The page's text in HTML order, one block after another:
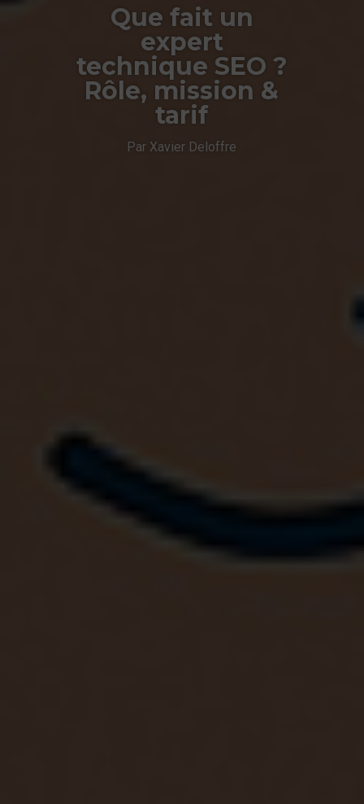
Que fait un
expert
technique SEO ?
Rôle, mission &
tarif
Par Xavier Deloffre